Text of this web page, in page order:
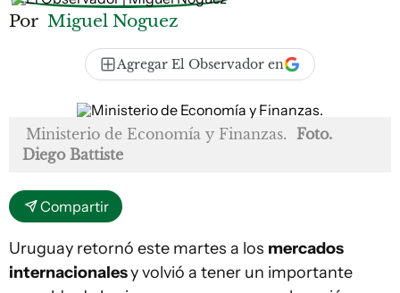
Por Miguel Noguez
Agregar El Observador en
Ministerio de Economía y Finanzas. Foto.
Diego Battiste
Compartir
Uruguay retornó este martes a los mercados
internacionalesy volvió a tener un importante